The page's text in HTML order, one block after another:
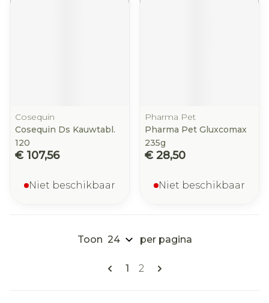
Cosequin
Cosequin Ds Kauwtabl.
120
€ 107,56
Niet beschikbaar
Pharma Pet
Pharma Pet Gluxcomax
235g
€ 28,50
Niet beschikbaar
Pagina's
U lees momenteel pagina
1 Pagina
2
Toon per pagina